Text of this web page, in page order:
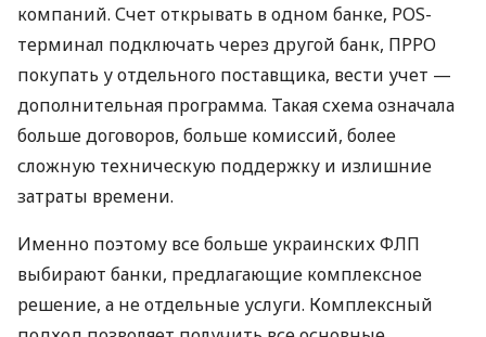
компаний. Счет открывать в одном банке, POS-
терминал подключать через другой банк, ПРРО
покупать у отдельного поставщика, вести учет —
дополнительная программа. Такая схема означала
больше договоров, больше комиссий, более
сложную техническую поддержку и излишние
затраты времени.
Именно поэтому все больше украинских ФЛП
выбирают банки, предлагающие комплексное
решение, а не отдельные услуги. Комплексный